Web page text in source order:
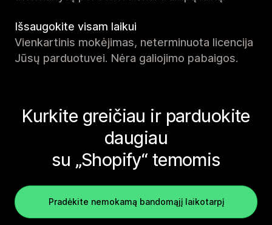
Išsaugokite visam laikui
Vienkartinis mokėjimas, neterminuota licencija
Jūsų parduotuvei. Nėra galiojimo pabaigos.
Kurkite greičiau ir parduokite
daugiau
su „Shopify“ temomis
Pradėkite nemokamą bandomąjį laikotarpį